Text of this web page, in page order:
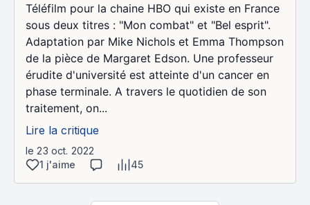
Téléfilm pour la chaine HBO qui existe en France
sous deux titres : "Mon combat" et "Bel esprit".
Adaptation par Mike Nichols et Emma Thompson
de la pièce de Margaret Edson. Une professeur
érudite d'université est atteinte d'un cancer en
phase terminale. A travers le quotidien de son
traitement, on...
Lire la critique
le 23 oct. 2022
1 j'aime
45